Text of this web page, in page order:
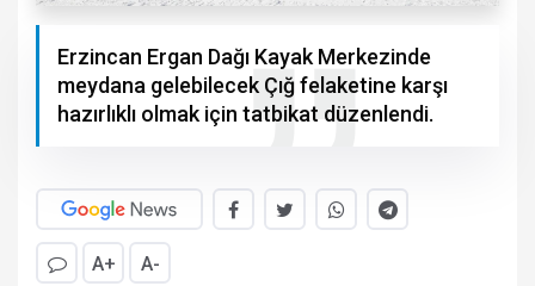
Erzincan Ergan Dağı Kayak Merkezinde
meydana gelebilecek Çığ felaketine karşı
hazırlıklı olmak için tatbikat düzenlendi.
A+ A-